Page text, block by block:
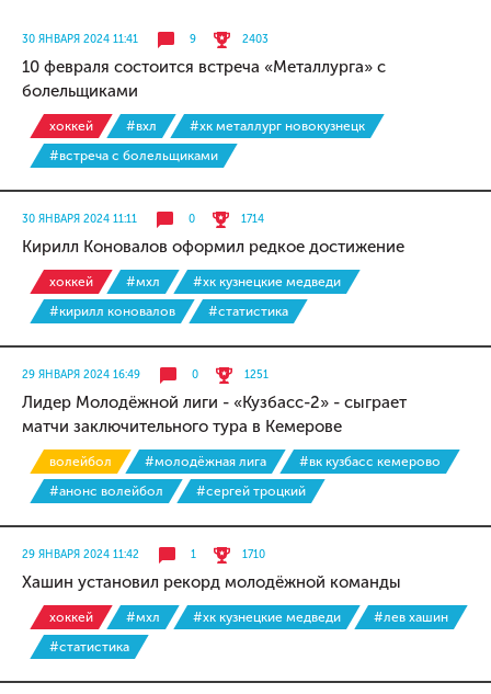
30 ЯНВАРЯ 2024 11:41 9 2403
10 февраля состоится встреча «Металлурга» с
болельщиками
хоккей #вхл
#хк металлург новокузнецк
#встреча с болельщиками
30 ЯНВАРЯ 2024 11:11 0 1714
Кирилл Коновалов оформил редкое достижение
хоккей #мхл
#хк кузнецкие медведи
#кирилл коновалов
#статистика
29 ЯНВАРЯ 2024 16:49 0 1251
Лидер Молодёжной лиги - «Кузбасс-2» - сыграет
матчи заключительного тура в Кемерове
волейбол #молодёжная лига
#вк кузбасс кемерово
#анонс волейбол
#сергей троцкий
29 ЯНВАРЯ 2024 11:42 1 1710
Хашин установил рекорд молодёжной команды
хоккей #мхл #хк кузнецкие медведи
#лев хашин
#статистика